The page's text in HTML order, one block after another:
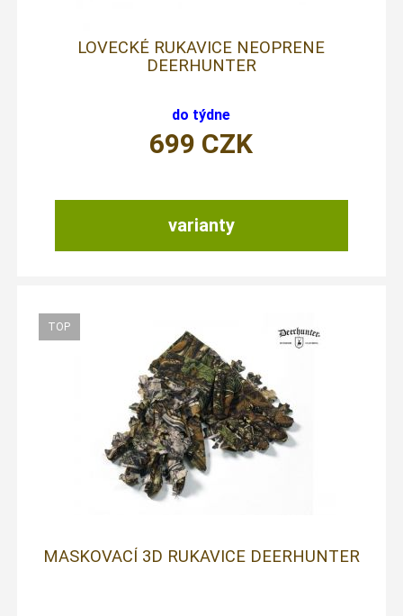
LOVECKÉ RUKAVICE NEOPRENE
DEERHUNTER
do týdne
varianty
699 CZK
MASKOVACÍ 3D RUKAVICE DEERHUNTER